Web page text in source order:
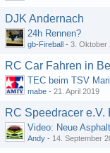
DJK Andernach
24h Rennen?
gb-Fireball - 3. Oktober
RC Car Fahren in
TEC beim TSV
mabe - 21. April 2019
RC Speedracer e.V.
Video: Neue
Andy - 14. September